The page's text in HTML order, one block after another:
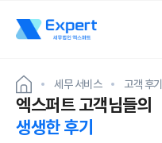
엑스퍼트 고객님들의
생생한 후기
세무 서비스 고객 후기